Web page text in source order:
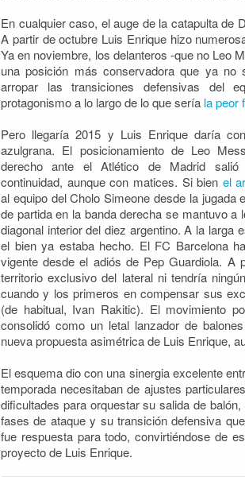
En cualquier caso, el auge de la catapulta de
A partir de octubre Luis Enrique hizo
Ya en noviembre, los delanteros -que no Leo
una posición más conservadora que ya
arropar las transiciones defensivas del
protagonismo a lo largo de lo que sería la peor
Pero llegaría 2015 y Luis Enrique daría
azulgrana. El posicionamiento de Leo
derecho ante el Atlético de Madrid
continuidad, aunque con matices. Si bien el
al equipo del Cholo Simeone desde la jugada
de partida en la banda derecha se mantuvo
diagonal interior del diez argentino. A la larga
el bien ya estaba hecho. El FC Barcelona
vigente desde el adiós de Pep Guardiola.
territorio exclusivo del lateral ni tendría
cuando y los primeros en compensar sus
(de habitual, Ivan Rakitic). El movimiento
consolidó como un letal lanzador de
nueva propuesta asimétrica de Luis Enrique,
El esquema dio con una sinergia excelente
temporada necesitaban de ajustes
dificultades para orquestar su salida de
fases de ataque y su transición defensiva
fue respuesta para todo, convirtiéndose de
proyecto de Luis Enrique.